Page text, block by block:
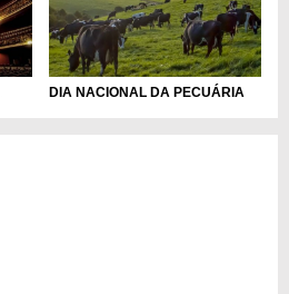
DIA NACIONAL DA PECUÁRIA